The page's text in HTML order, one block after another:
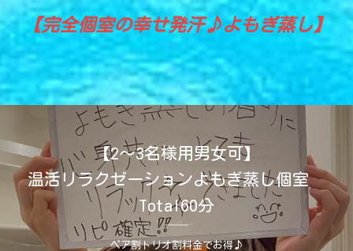
【完全個室の幸せ発汗♪よもぎ蒸し】
【2～3名様用男女可】
温活リラクゼーションよもぎ蒸し個室
Total60分
ペア割トリオ割料金でお得♪